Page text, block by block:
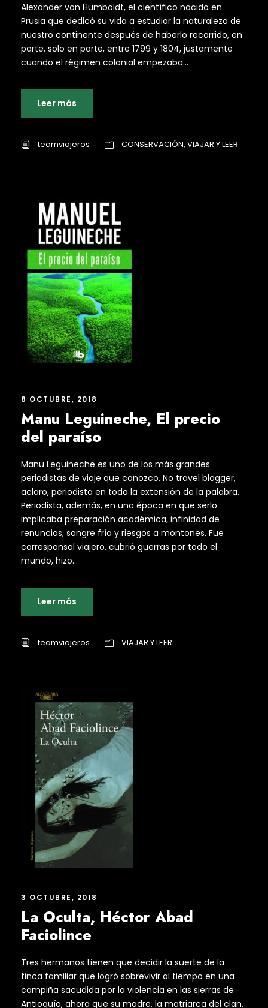
Alexander von Humboldt, el científico nacido en
Prusia que dedicó su vida a estudiar la naturaleza de
nuestro continente después de haberlo recorrido, en
parte, solo en parte, entre 1799 y 1804, justamente
cuando el régimen colonial empezaba...
Leer más
teamviajeros CONSERVACIÓN, VIAJAR Y LEER
8 OCTUBRE, 2018
Manu Leguineche, El precio
del paraíso
Manu Leguineche es uno de los más grandes
periodistas de viaje que conozco. No travel blogger,
aclaro, periodista en toda la extensión de la palabra.
Periodista, además, en una época en que serlo
implicaba preparación académica, infinidad de
renuncias, sangre fría y riesgos a montones. Fue
corresponsal viajero, cubrió guerras por todo el
mundo, hizo...
Leer más
teamviajeros VIAJAR Y LEER
3 OCTUBRE, 2018
La Oculta, Héctor Abad
Faciolince
Tres hermanos tienen que decidir la suerte de la
finca familiar que logró sobrevivir al tiempo en una
campiña sacudida por la violencia en las sierras de
Antioquía, ahora que su madre, la matriarca del clan,